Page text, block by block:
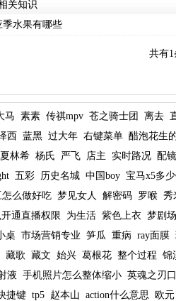
关知识
季水果有哪些
共有
马 素素 传祺mpv 苍之骑士团 离去
西 蓝黑 过大年 右键菜单 醋泡花生
夏林希 杨氏 严飞 店主 实时路况 配镜
五彩 历史名城 中国boy 宝马x5多
怎么做好吃 梦见女人 解密码 罗喉 秀
通直播权限 为生活 紫色上衣 梦剧场
桌 市场营销专业 笋瓜 重病 ray面膜
藏歌 藏文 始兴 葛根花 整个过程 锦
液 手机照片怎么整体缩小 英魂之刃
捷键 tp5 赵本山 action什么意思
欧元